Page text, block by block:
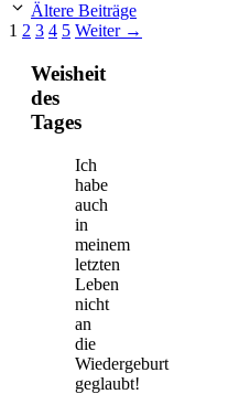
Ältere Beiträge
Seite
1 Seite
2 Seite
3 Seite
4 Seite
5 Weiter →
Weisheit
des
Tages
Ich
habe
auch
in
meinem
letzten
Leben
nicht
an
die
Wiedergeburt
geglaubt!